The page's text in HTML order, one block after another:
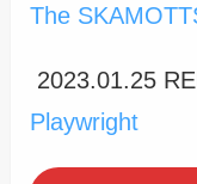
The
2023.01.25
Playwright